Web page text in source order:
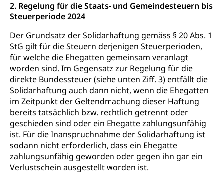
2. Regelung für die Staats- und Gemeindesteuern bis
Steuerperiode 2024
Der Grundsatz der Solidarhaftung gemäss § 20 Abs. 1
StG gilt für die Steuern derjenigen Steuerperioden,
für welche die Ehegatten gemeinsam veranlagt
worden sind. Im Gegensatz zur Regelung für die
direkte Bundessteuer (siehe unten Ziff. 3) entfällt die
Solidarhaftung auch dann nicht, wenn die Ehegatten
im Zeitpunkt der Geltendmachung dieser Haftung
bereits tatsächlich bzw. rechtlich getrennt oder
geschieden sind oder ein Ehegatte zahlungsunfähig
ist. Für die Inanspruchnahme der Solidarhaftung ist
sodann nicht erforderlich, dass ein Ehegatte
zahlungsunfähig geworden oder gegen ihn gar ein
Verlustschein ausgestellt worden ist.